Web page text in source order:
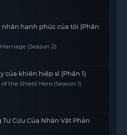
nhân hạnh phúc của tôi (Phần
(Season 2)
của khiên hiệp sĩ (Phần 1)
the Shield Hero (Season 1)
Tự Cứu Của Nhân Vật Phản